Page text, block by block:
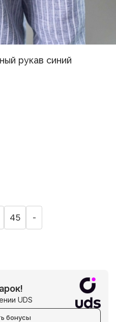
рукав синий
45 -
UDS
бонусы